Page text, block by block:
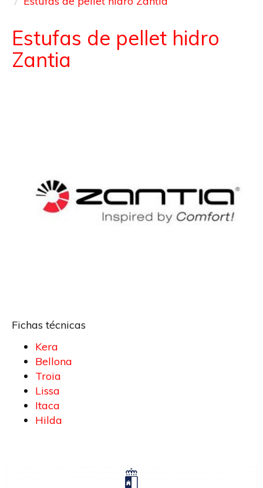
Estufas de pellet hidro
Zantia
Fichas técnicas
Kera
Bellona
Troia
Lissa
Itaca
Hilda